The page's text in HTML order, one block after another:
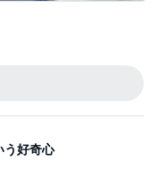
う好奇心